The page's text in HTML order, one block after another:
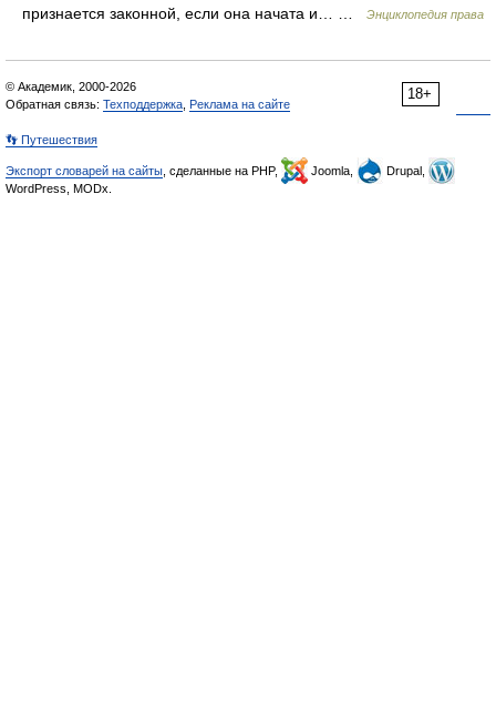
признается законной, если она начата и… …
Энциклопедия права
18+
© Академик, 2000-2026
Обратная связь: Техподдержка Реклама на сайте
👣 Путешествия
Экспорт словарей на сайты , сделанные на PHP, Joomla,
Drupal,
WordPress, MODx.